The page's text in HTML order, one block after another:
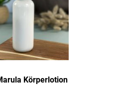
Körperlotion